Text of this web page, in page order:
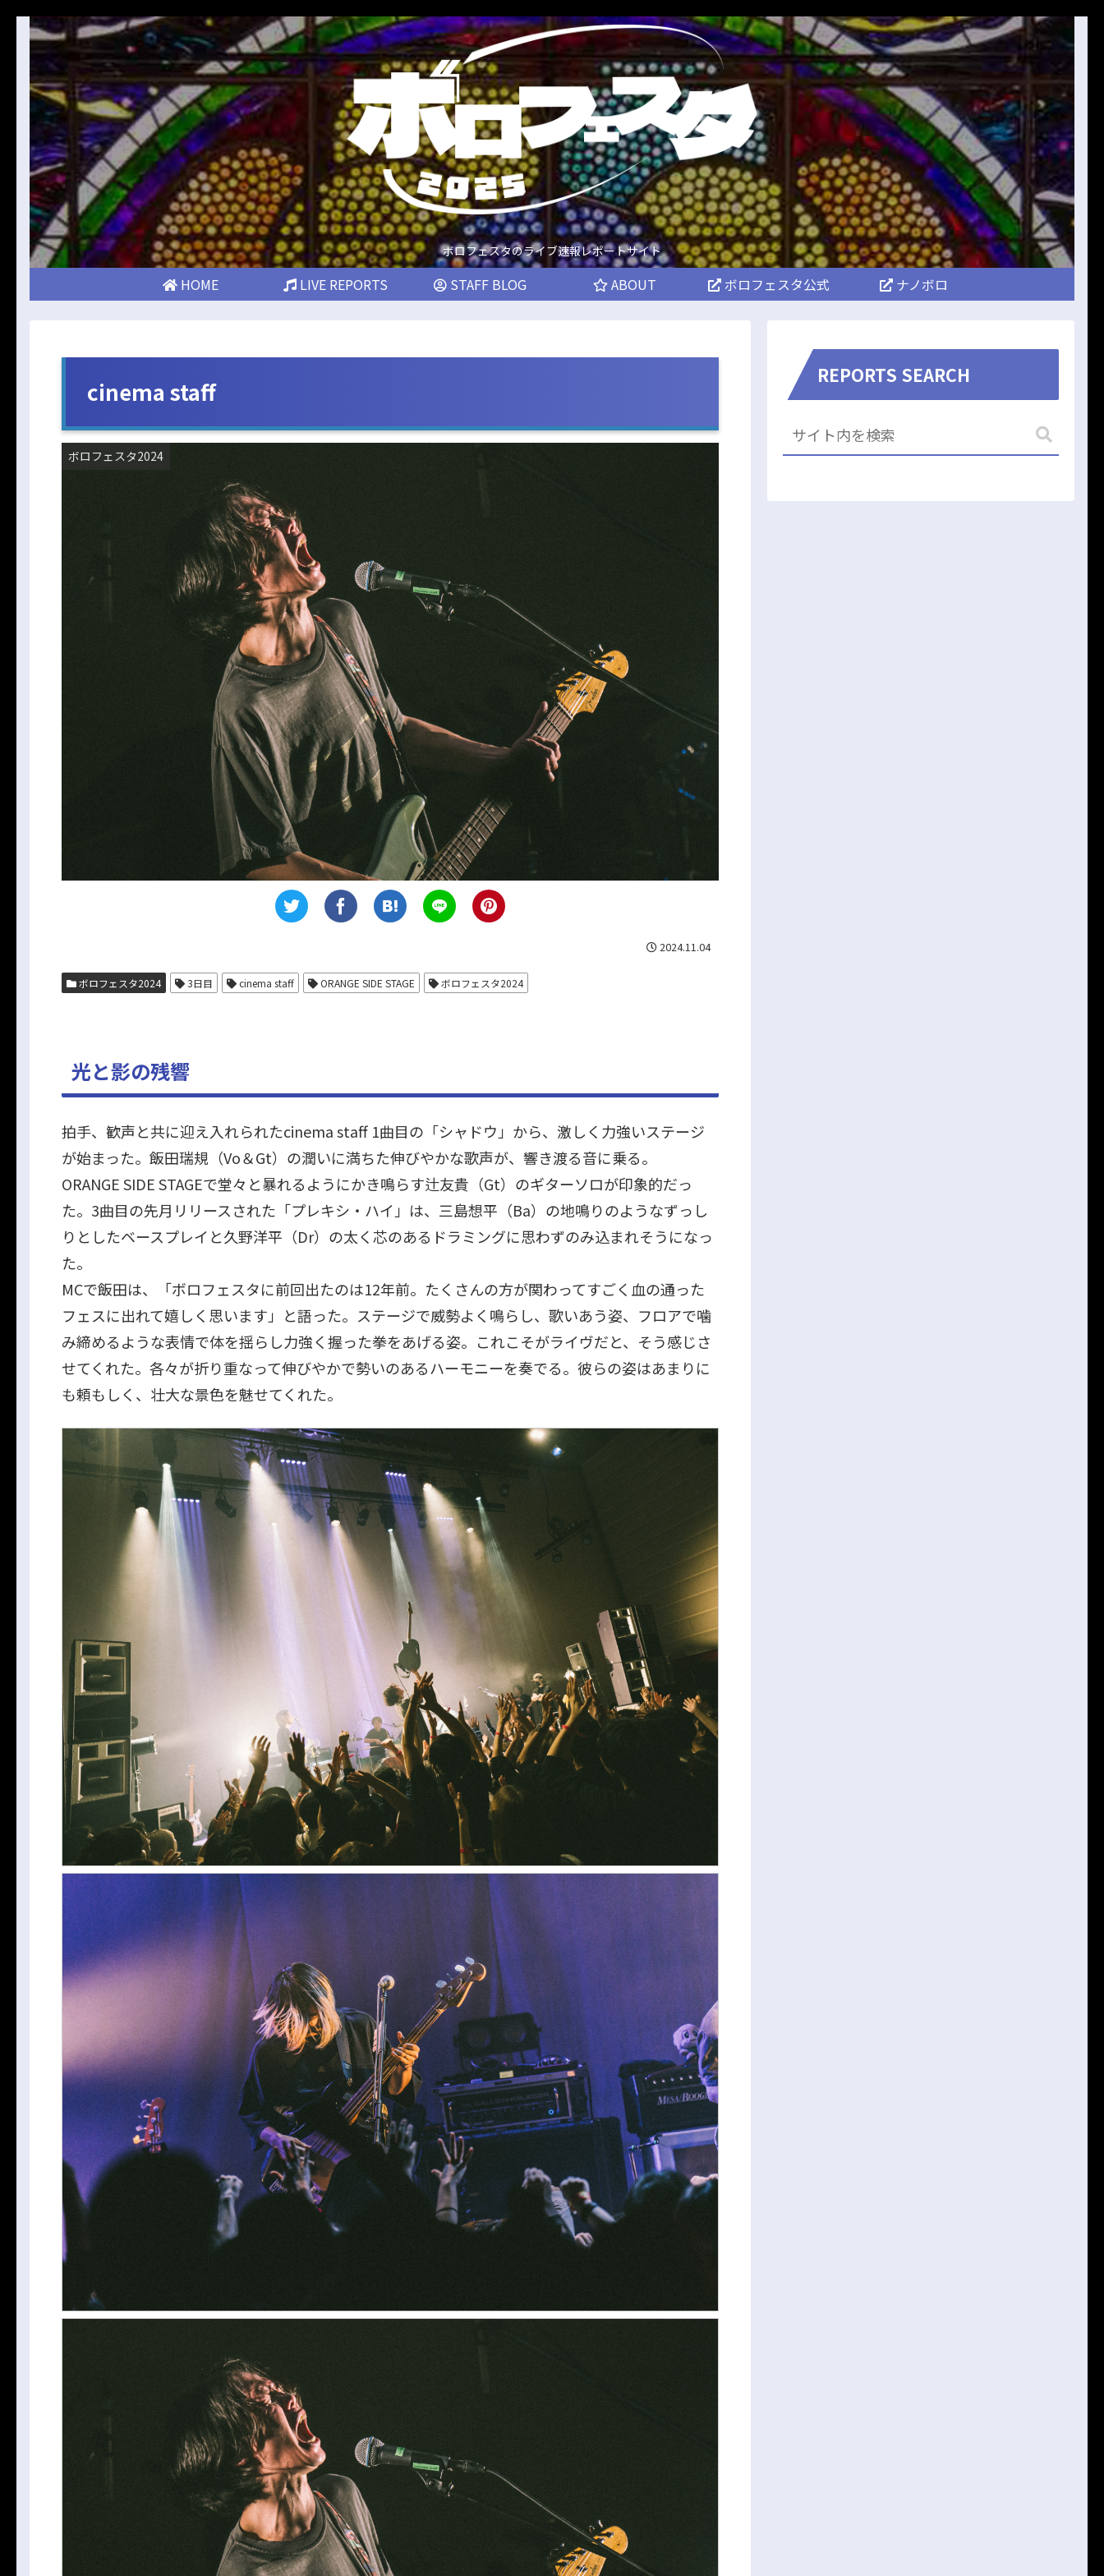
ボロフェスタのライブ速報レポートサイト
HOME LIVE REPORTS STAFF BLOG ABOUT ボロフェスタ公式 ナノボロ
cinema staff
ボロフェスタ2024
2024.11.04
ボロフェスタ2024 3日目 cinema staff ORANGE SIDE STAGE ボロフェスタ2024
光と影の残響
拍手、歓声と共に迎え入れられたcinema staff 1曲目の「シャドウ」から、激しく力強いステージ
が始まった。飯田瑞規（Vo＆Gt）の潤いに満ちた伸びやかな歌声が、響き渡る音に乗る。
ORANGE SIDE STAGEで堂々と暴れるようにかき鳴らす辻友貴（Gt）のギターソロが印象的だっ
た。3曲目の先月リリースされた「プレキシ・ハイ」は、三島想平（Ba）の地鳴りのようなずっし
りとしたベースプレイと久野洋平（Dr）の太く芯のあるドラミングに思わずのみ込まれそうになっ
た。
MCで飯田は、「ボロフェスタに前回出たのは12年前。たくさんの方が関わってすごく血の通った
フェスに出れて嬉しく思います」と語った。ステージで威勢よく鳴らし、歌いあう姿、フロアで噛
み締めるような表情で体を揺らし力強く握った拳をあげる姿。これこそがライヴだと、そう感じさ
せてくれた。各々が折り重なって伸びやかで勢いのあるハーモニーを奏でる。彼らの姿はあまりに
も頼もしく、壮大な景色を魅せてくれた。
REPORTS SEARCH